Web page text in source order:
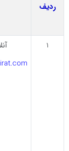
ردیف
1